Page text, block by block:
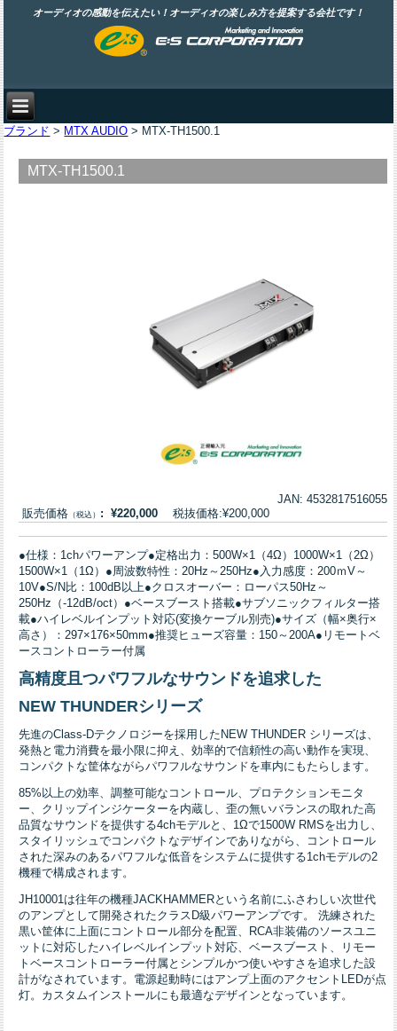
オーディオの感動を伝えたい！オーディオの楽しみ方を提案する会社です！
ブランド > MTX AUDIO > MTX-TH1500.1
MTX-TH1500.1
JAN: 4532817516055
販売価格 （税込） : ¥220,000 税抜価格:¥200,000
●仕様：1chパワーアンプ●定格出力：500W×1（4Ω）1000W×1（2Ω）
1500W×1（1Ω）●周波数特性：20Hz～250Hz●入力感度：200ｍV～
10V●S/N比：100dB以上●クロスオーバー：ローパス50Hz～
250Hz（-12dB/oct）●ベースブースト搭載●サブソニックフィルター搭
載●ハイレベルインプット対応(変換ケーブル別売)●サイズ（幅×奥行×
高さ）：297×176×50mm●推奨ヒューズ容量：150～200A●リモートベ
ースコントローラー付属
高精度且つパワフルなサウンドを追求した
NEW THUNDERシリーズ
先進のClass-Dテクノロジーを採用したNEW THUNDER シリーズは、
発熱と電力消費を最小限に抑え、効率的で信頼性の高い動作を実現、
コンパクトな筐体ながらパワフルなサウンドを車内にもたらします。
85%以上の効率、調整可能なコントロール、プロテクションモニタ
ー、クリップインジケーターを内蔵し、歪の無いバランスの取れた高
品質なサウンドを提供する4chモデルと、1Ωで1500W RMSを出力し、
スタイリッシュでコンパクトなデザインでありながら、コントロール
された深みのあるパワフルな低音をシステムに提供する1chモデルの2
機種で構成されます。
JH10001は往年の機種JACKHAMMERという名前にふさわしい次世代
のアンプとして開発されたクラスD級パワーアンプです。
洗練された
黒い筐体に上面にコントロール部分を配置、RCA非装備のソースユニ
ットに対応したハイレベルインプット対応、ベースブースト、リモー
トベースコントローラー付属とシンプルかつ使いやすさを追求した設
計がなされています。電源起動時にはアンプ上面のアクセントLEDが点
灯。カスタムインストールにも最適なデザインとなっています。